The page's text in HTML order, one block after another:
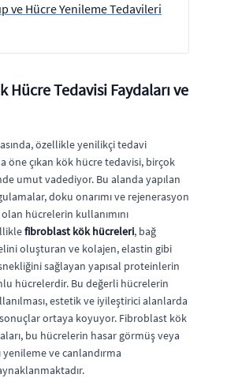
ve Hücre Yenileme Tedavileri
Hücre Tedavisi Faydaları ve
özellikle yenilikçi tedavi
öne çıkan kök hücre tedavisi, birçok
umut vadediyor. Bu alanda yapılan
doku onarımı ve rejenerasyon
hücrelerin kullanımını
fibroblast kök hücreleri, bağ
oluşturan ve kolajen, elastin gibi
sağlayan yapısal proteinlerin
hücrelerdir. Bu değerli hücrelerin
estetik ve iyileştirici alanlarda
ortaya koyuyor. Fibroblast kök
bu hücrelerin hasar görmüş veya
yenileme ve canlandırma